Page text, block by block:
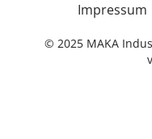
Impressum
© 2025 MAKA